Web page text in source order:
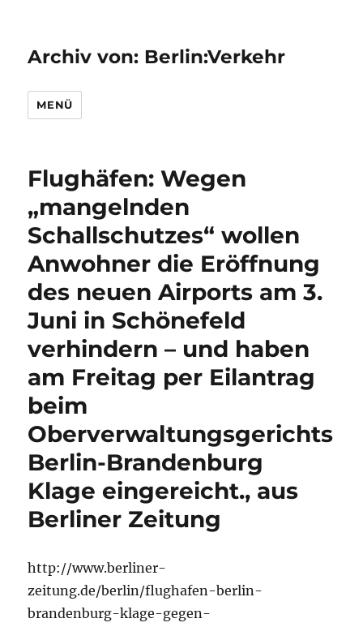
Archiv von: Berlin:Verkehr
MENÜ
Flughäfen: Wegen
„mangelnden
Schallschutzes“ wollen
Anwohner die Eröffnung
des neuen Airports am 3.
Juni in Schönefeld
verhindern – und haben
am Freitag per Eilantrag
beim
Oberverwaltungsgerichts
Berlin-Brandenburg
Klage eingereicht., aus
Berliner Zeitung
http://www.berliner-
zeitung.de/berlin/flughafen-berlin-
brandenburg-klage-gegen-